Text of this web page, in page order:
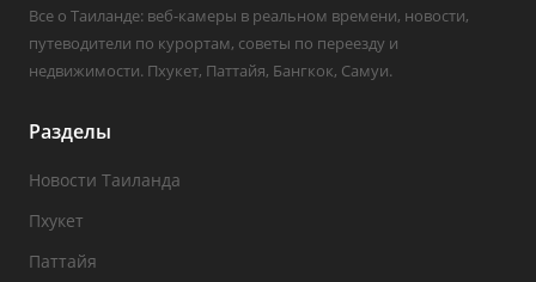
Все о Таиланде: веб-камеры в реальном времени, новости,
путеводители по курортам, советы по переезду и
недвижимости. Пхукет, Паттайя, Бангкок, Самуи.
Разделы
Новости Таиланда
Пхукет
Паттайя